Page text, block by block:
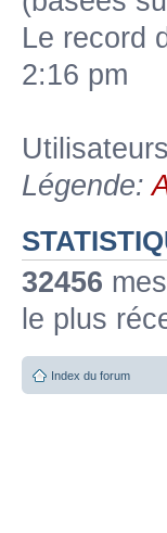
Le record
2:16 pm
Légende:
32456
le plus
Index du forum